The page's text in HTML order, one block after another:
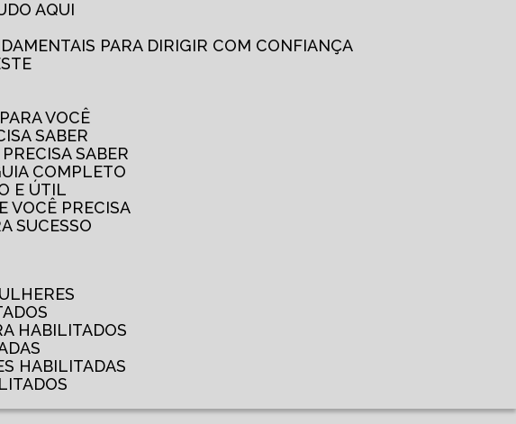
AQUI
PARA DIRIGIR COM CONFIANÇA
VOCÊ
SABER
SABER
COMPLETO
E ÚTIL
VOCÊ PRECISA
SUCESSO
HABILITADOS
HABILITADAS